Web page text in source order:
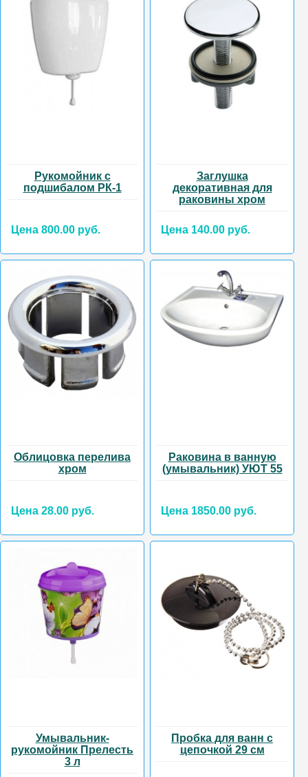
Рукомойник с
подшибалом РК-1
Цена 800.00 руб.
Заглушка
декоративная для
раковины хром
Цена 140.00 руб.
Облицовка перелива
хром
Цена 28.00 руб.
Раковина в ванную
(умывальник) УЮТ 55
Цена 1850.00 руб.
Умывальник-
рукомойник Прелесть
3 л
Пробка для ванн с
цепочкой 29 см